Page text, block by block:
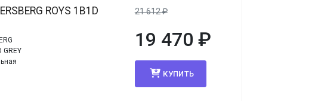
ROYS 1B1D
GREY
21 612₽
19 470 ₽
КУПИТЬ